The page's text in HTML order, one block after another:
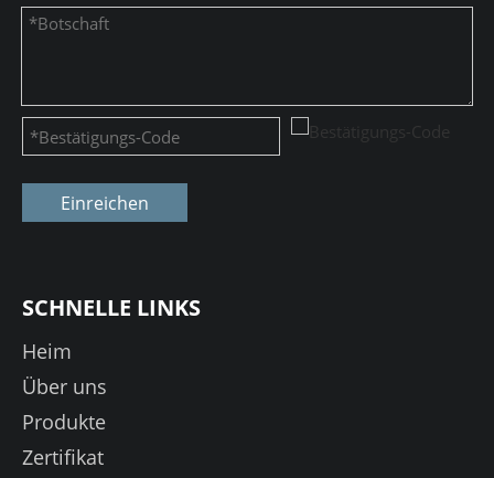
Einreichen
SCHNELLE LINKS
Heim
Über uns
Produkte
Zertifikat